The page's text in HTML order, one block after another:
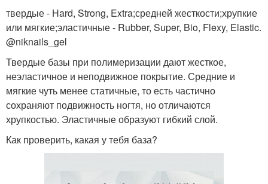
твердые - Hard, Strong, Extra;средней жесткости;хрупкие
или мягкие;эластичные - Rubber, Super, Bio, Flexy, Elastic.
@niknails_gel
Твердые базы при полимеризации дают жесткое,
неэластичное и неподвижное покрытие. Средние и
мягкие чуть менее статичные, то есть частично
сохраняют подвижность ногтя, но отличаются
хрупкостью. Эластичные образуют гибкий слой.
Как проверить, какая у тебя база?